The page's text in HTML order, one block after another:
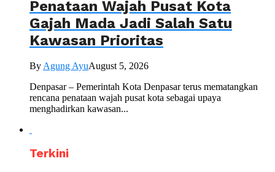
Penataan Wajah Pusat Kota
Gajah Mada Jadi Salah Satu
Kawasan Prioritas
ByAgung AyuAugust 5, 2026
Denpasar – Pemerintah Kota Denpasar terus mematangkan
rencana penataan wajah pusat kota sebagai upaya
menghadirkan kawasan...
Terkini